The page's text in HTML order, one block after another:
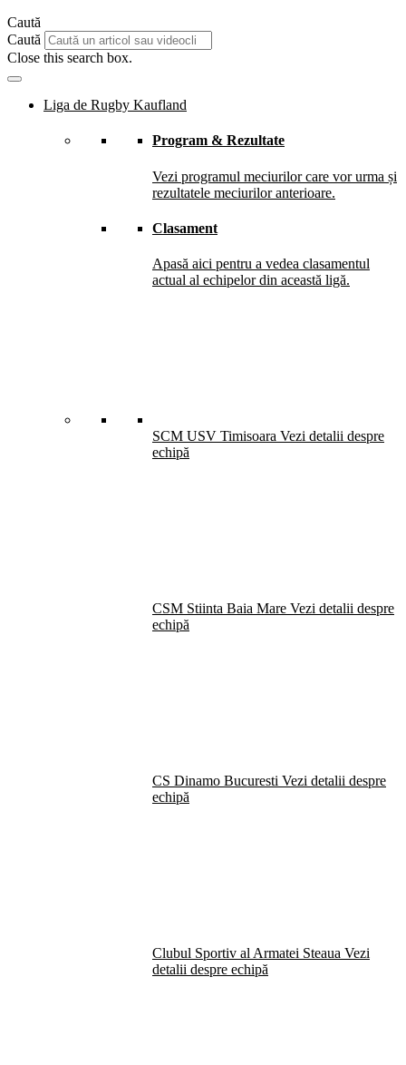
Caută
Caută
Close this search box.
Liga de Rugby Kaufland
Program & Rezultate
Vezi programul meciurilor care vor urma și
rezultatele meciurilor anterioare.
Clasament
Apasă aici pentru a vedea clasamentul
actual al echipelor din această ligă.
SCM USV Timisoara Vezi detalii despre
echipă
CSM Stiinta Baia Mare Vezi detalii despre
echipă
CS Dinamo Bucuresti Vezi detalii despre
echipă
Clubul Sportiv al Armatei Steaua Vezi
detalii despre echipă